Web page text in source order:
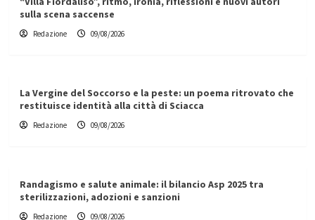
sulla scena saccense
Redazione 09/08/2026
La Vergine del Soccorso e la peste: un poema ritrovato che
restituisce identità alla città di Sciacca
Redazione 09/08/2026
Randagismo e salute animale: il bilancio Asp 2025 tra
sterilizzazioni, adozioni e sanzioni
Redazione 09/08/2026